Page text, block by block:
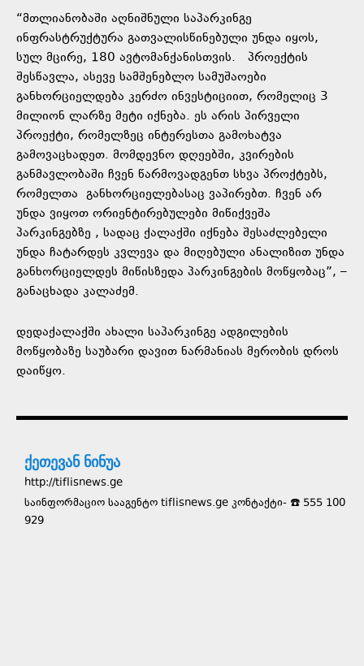
“მთლიანობაში აღნიშნული საპარკინგე
ინფრასტრუქტურა გათვალისწინებული უნდა იყოს,
სულ მცირე, 180 ავტომანქანისთვის. პროექტის
შესწავლა, ასევე სამშენებლო სამუშაოები
განხორციელდება კერძო ინვესტიციით, რომელიც 3
მილიონ ლარზე მეტი იქნება. ეს არის პირველი
პროექტი, რომელზეც ინტერესთა გამოხატვა
გამოვაცხადეთ. მომდევნო დღეებში, კვირების
განმავლობაში ჩვენ წარმოვადგენთ სხვა პროქტებს,
რომელთა განხორციელებასაც ვაპირებთ. ჩვენ არ
უნდა ვიყოთ ორიენტირებულები მიწიქვეშა
პარკინგებზე , სადაც ქალაქში იქნება შესაძლებელი
უნდა ჩატარდეს კვლევა და მიღებული ანალიზით უნდა
განხორციელდეს მიწისზედა პარკინგების მოწყობაც”, –
განაცხადა კალაძემ.
დედაქალაქში ახალი საპარკინგე ადგილების
მოწყობაზე საუბარი დავით ნარმანიას მერობის დროს
დაიწყო.
ქეთევან ნინუა
http://tiflisnews.ge
საინფორმაციო სააგენტო tiflisnews.ge კონტაქტი- ☎️ 555 100
929